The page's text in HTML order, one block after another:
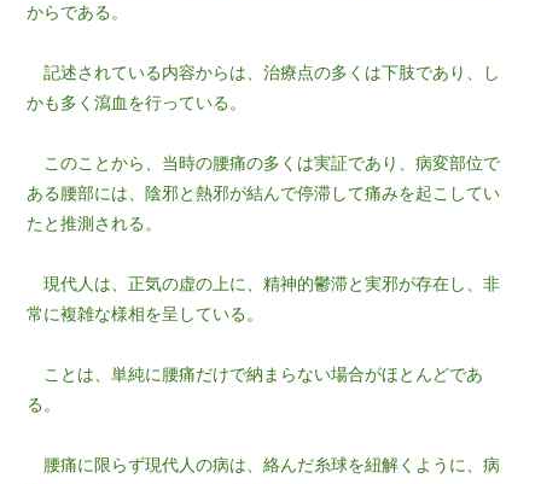
からである。
記述されている内容からは、治療点の多くは下肢であり、し
かも多く瀉血を行っている。
このことから、当時の腰痛の多くは実証であり、病変部位で
ある腰部には、陰邪と熱邪が結んで停滞して痛みを起こしてい
たと推測される。
現代人は、正気の虚の上に、精神的鬱滞と実邪が存在し、非
常に複雑な様相を呈している。
ことは、単純に腰痛だけで納まらない場合がほとんどであ
る。
腰痛に限らず現代人の病は、絡んだ糸球を紐解くように、病